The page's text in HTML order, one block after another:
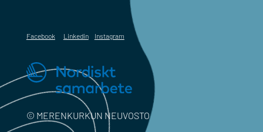
Facebook Linkedin Instagram
© MERENKURKUN NEUVOSTO